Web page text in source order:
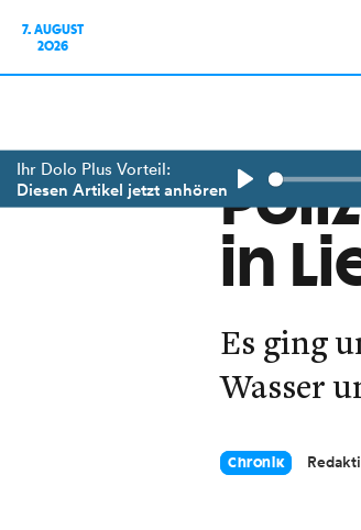
7. AUGUST
2026
Ihr Dolo Plus Vorteil:
Diesen Artikel jetzt anhören
Play
in
Es ging
Wasser
Chronik